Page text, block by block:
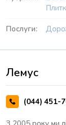
Послуги:
Лемус
(044) 451-